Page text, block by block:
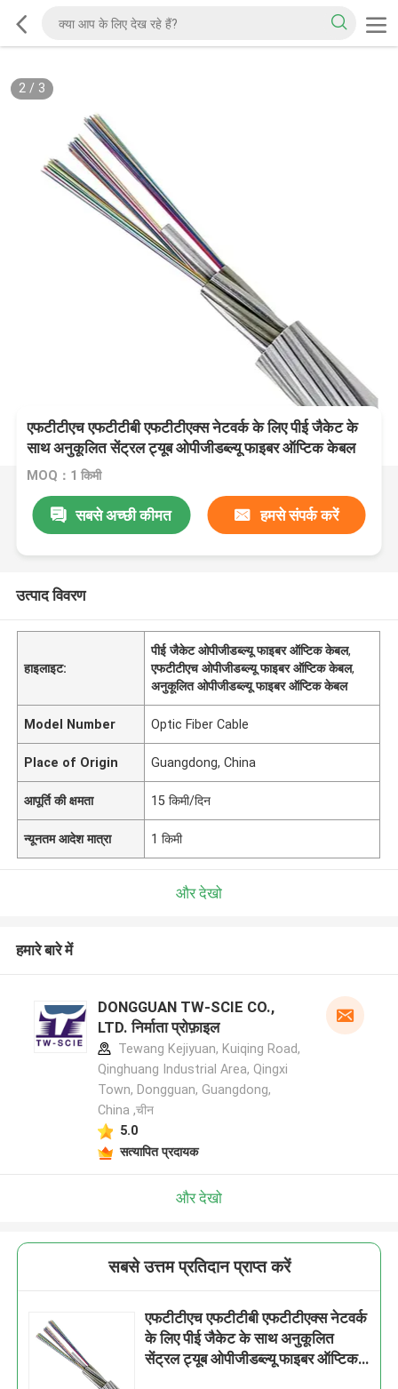
2/ 3
एफटीटीएच एफटीटीबी एफटीटीएक्स नेटवर्क के लिए पीई जैकेट के
साथ अनुकूलित सेंट्रल ट्यूब ओपीजीडब्ल्यू फाइबर ऑप्टिक केबल
MOQ：1 किमी
सबसे अच्छी कीमत हमसे संपर्क करें
उत्पाद विवरण
हाइलाइट:
पीई जैकेट ओपीजीडब्ल्यू फाइबर ऑप्टिक केबल,
एफटीटीएच ओपीजीडब्ल्यू फाइबर ऑप्टिक केबल,
अनुकूलित ओपीजीडब्ल्यू फाइबर ऑप्टिक केबल
Model Number Optic Fiber Cable
Place of Origin Guangdong, China
आपूर्ति की क्षमता 15 किमी/दिन
न्यूनतम आदेश मात्रा 1 किमी
और देखो
हमारे बारे में
DONGGUAN TW-SCIE CO.,
LTD. निर्माता प्रोफ़ाइल
Tewang Kejiyuan, Kuiqing Road,
Qinghuang Industrial Area, Qingxi
Town, Dongguan, Guangdong,
China ,चीन
5.0
सत्यापित प्रदायक
और देखो
सबसे उत्तम प्रतिदान प्राप्त करें
एफटीटीएच एफटीटीबी एफटीटीएक्स नेटवर्क
के लिए पीई जैकेट के साथ अनुकूलित
सेंट्रल ट्यूब ओपीजीडब्ल्यू फाइबर ऑप्टिक